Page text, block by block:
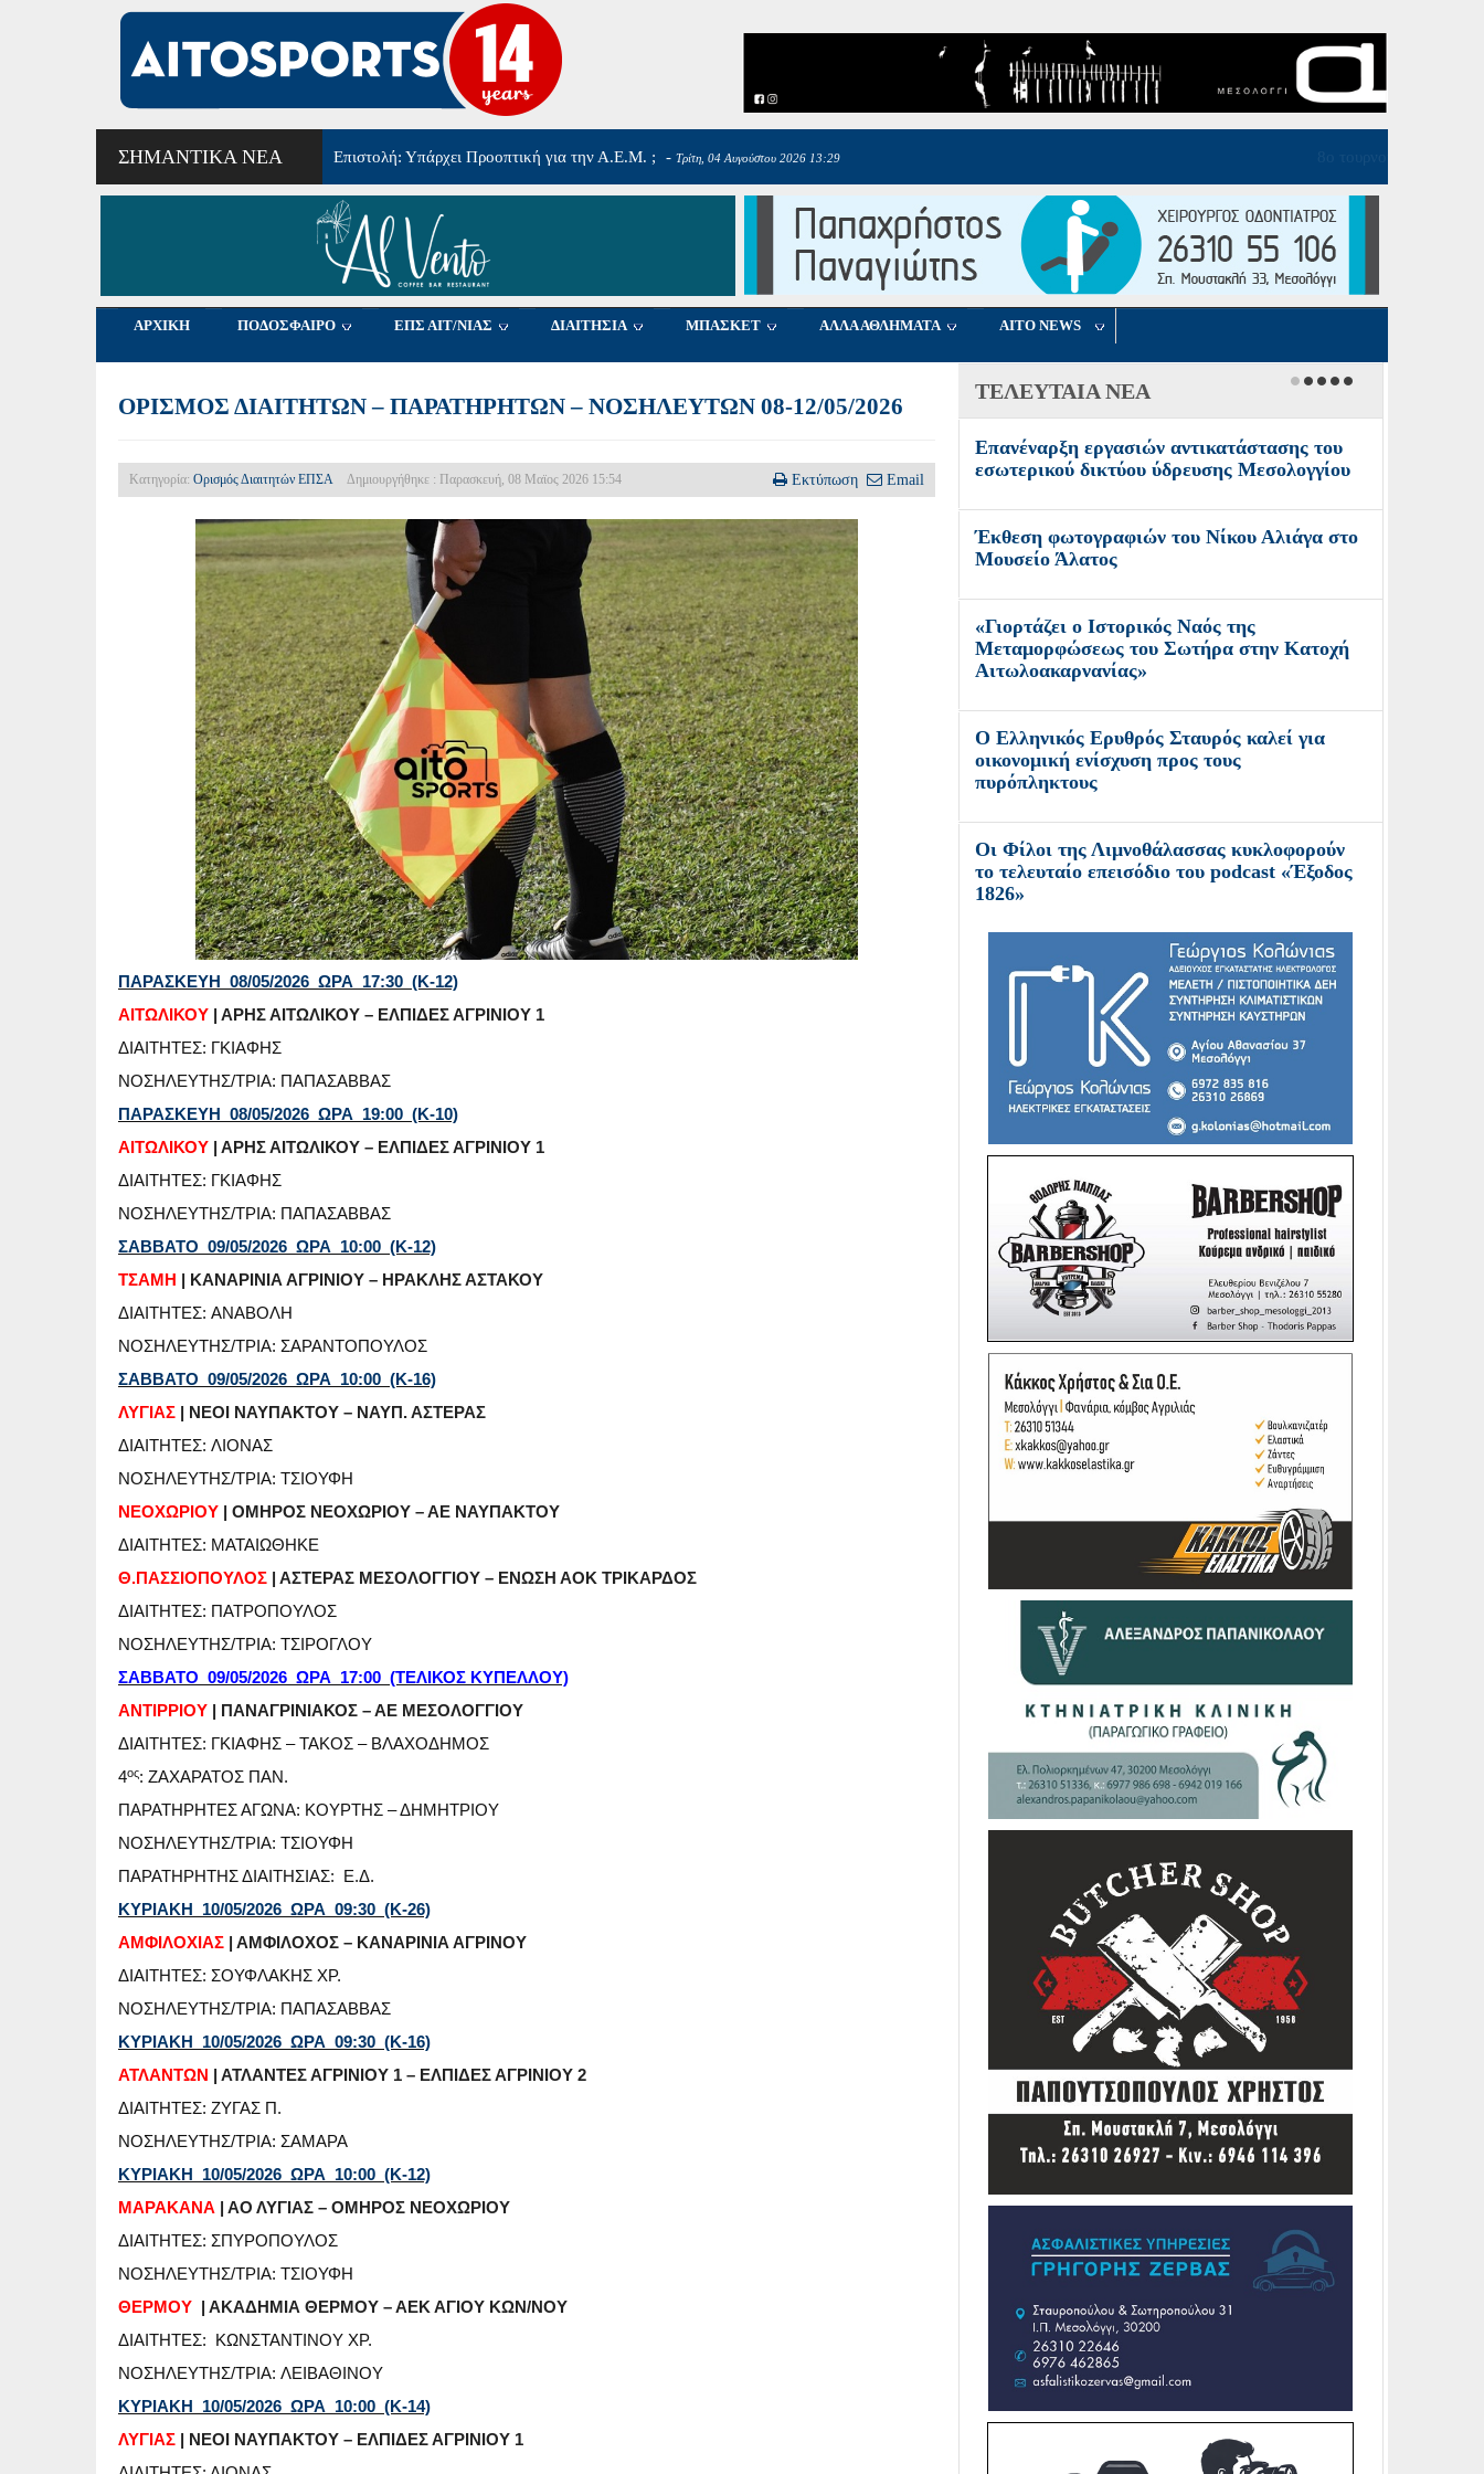
ΣΗΜΑΝΤΙΚΆ ΝΈΑ 8ο τουρνουά αγάπης Μαργαρίτα Σαπλαούρα - Τρίτη, 04 Αυγούστου 2026 09:36
ΑΡΧΙΚΗ ΠΟΔΟΣΦΑΙΡΟ ΕΠΣ ΑΙΤ/ΝΙΑΣ ΔΙΑΙΤΗΣΙΑ ΜΠΑΣΚΕΤ ΑΛΛΑ ΑΘΛΗΜΑΤΑ AITO NEWS
ΟΡΙΣΜΟΣ ΔΙΑΙΤΗΤΩΝ – ΠΑΡΑΤΗΡΗΤΩΝ – ΝΟΣΗΛΕΥΤΩΝ 08-12/05/2026
Κατηγορία: Ορισμός Διαιτητών ΕΠΣΑ Δημιουργήθηκε : Παρασκευή, 08 Μαϊος 2026 15:54 Εκτύπωση Email
ΠΑΡΑΣΚΕΥΗ 08/05/2026 ΩΡΑ 17:30 (Κ-12)
ΑΙΤΩΛΙΚΟΥ | ΑΡΗΣ ΑΙΤΩΛΙΚΟΥ – ΕΛΠΙΔΕΣ ΑΓΡΙΝΙΟΥ 1
ΔΙΑΙΤΗΤΕΣ: ΓΚΙΑΦΗΣ
ΝΟΣΗΛΕΥΤΗΣ/ΤΡΙΑ: ΠΑΠΑΣΑΒΒΑΣ
ΠΑΡΑΣΚΕΥΗ 08/05/2026 ΩΡΑ 19:00 (Κ-10)
ΑΙΤΩΛΙΚΟΥ | ΑΡΗΣ ΑΙΤΩΛΙΚΟΥ – ΕΛΠΙΔΕΣ ΑΓΡΙΝΙΟΥ 1
ΔΙΑΙΤΗΤΕΣ: ΓΚΙΑΦΗΣ
ΝΟΣΗΛΕΥΤΗΣ/ΤΡΙΑ: ΠΑΠΑΣΑΒΒΑΣ
ΣΑΒΒΑΤΟ 09/05/2026 ΩΡΑ 10:00 (Κ-12)
ΤΣΑΜΗ | ΚΑΝΑΡΙΝΙΑ ΑΓΡΙΝΙΟΥ – ΗΡΑΚΛΗΣ ΑΣΤΑΚΟΥ
ΔΙΑΙΤΗΤΕΣ: ΑΝΑΒΟΛΗ
ΝΟΣΗΛΕΥΤΗΣ/ΤΡΙΑ: ΣΑΡΑΝΤΟΠΟΥΛΟΣ
ΣΑΒΒΑΤΟ 09/05/2026 ΩΡΑ 10:00 (Κ-16)
ΛΥΓΙΑΣ | ΝΕΟΙ ΝΑΥΠΑΚΤΟΥ – ΝΑΥΠ. ΑΣΤΕΡΑΣ
ΔΙΑΙΤΗΤΕΣ: ΛΙΟΝΑΣ
ΝΟΣΗΛΕΥΤΗΣ/ΤΡΙΑ: ΤΣΙΟΥΦΗ
ΝΕΟΧΩΡΙΟΥ | ΟΜΗΡΟΣ ΝΕΟΧΩΡΙΟΥ – ΑΕ ΝΑΥΠΑΚΤΟΥ
ΔΙΑΙΤΗΤΕΣ: ΜΑΤΑΙΩΘΗΚΕ
Θ.ΠΑΣΣΙΟΠΟΥΛΟΣ | ΑΣΤΕΡΑΣ ΜΕΣΟΛΟΓΓΙΟΥ – ΕΝΩΣΗ ΑΟΚ ΤΡΙΚΑΡΔΟΣ
ΔΙΑΙΤΗΤΕΣ: ΠΑΤΡΟΠΟΥΛΟΣ
ΝΟΣΗΛΕΥΤΗΣ/ΤΡΙΑ: ΤΣΙΡΟΓΛΟΥ
ΣΑΒΒΑΤΟ 09/05/2026 ΩΡΑ 17:00 (ΤΕΛΙΚΟΣ ΚΥΠΕΛΛΟΥ)
ΑΝΤΙΡΡΙΟΥ | ΠΑΝΑΓΡΙΝΙΑΚΟΣ – ΑΕ ΜΕΣΟΛΟΓΓΙΟΥ
ΔΙΑΙΤΗΤΕΣ: ΓΚΙΑΦΗΣ – ΤΑΚΟΣ – ΒΛΑΧΟΔΗΜΟΣ
4ος: ΖΑΧΑΡΑΤΟΣ ΠΑΝ.
ΠΑΡΑΤΗΡΗΤΕΣ ΑΓΩΝΑ: ΚΟΥΡΤΗΣ – ΔΗΜΗΤΡΙΟΥ
ΝΟΣΗΛΕΥΤΗΣ/ΤΡΙΑ: ΤΣΙΟΥΦΗ
ΠΑΡΑΤΗΡΗΤΗΣ ΔΙΑΙΤΗΣΙΑΣ: Ε.Δ.
ΚΥΡΙΑΚΗ 10/05/2026 ΩΡΑ 09:30 (Κ-26)
ΑΜΦΙΛΟΧΙΑΣ | ΑΜΦΙΛΟΧΟΣ – ΚΑΝΑΡΙΝΙΑ ΑΓΡΙΝΟΥ
ΔΙΑΙΤΗΤΕΣ: ΣΟΥΦΛΑΚΗΣ ΧΡ.
ΝΟΣΗΛΕΥΤΗΣ/ΤΡΙΑ: ΠΑΠΑΣΑΒΒΑΣ
ΚΥΡΙΑΚΗ 10/05/2026 ΩΡΑ 09:30 (Κ-16)
ΑΤΛΑΝΤΩΝ | ΑΤΛΑΝΤΕΣ ΑΓΡΙΝΙΟΥ 1 – ΕΛΠΙΔΕΣ ΑΓΡΙΝΙΟΥ 2
ΔΙΑΙΤΗΤΕΣ: ΖΥΓΑΣ Π.
ΝΟΣΗΛΕΥΤΗΣ/ΤΡΙΑ: ΣΑΜΑΡΑ
ΚΥΡΙΑΚΗ 10/05/2026 ΩΡΑ 10:00 (Κ-12)
ΜΑΡΑΚΑΝΑ | ΑΟ ΛΥΓΙΑΣ – ΟΜΗΡΟΣ ΝΕΟΧΩΡΙΟΥ
ΔΙΑΙΤΗΤΕΣ: ΣΠΥΡΟΠΟΥΛΟΣ
ΝΟΣΗΛΕΥΤΗΣ/ΤΡΙΑ: ΤΣΙΟΥΦΗ
ΘΕΡΜΟΥ | ΑΚΑΔΗΜΙΑ ΘΕΡΜΟΥ – ΑΕΚ ΑΓΙΟΥ ΚΩΝ/ΝΟΥ
ΔΙΑΙΤΗΤΕΣ: ΚΩΝΣΤΑΝΤΙΝΟΥ ΧΡ.
ΝΟΣΗΛΕΥΤΗΣ/ΤΡΙΑ: ΛΕΙΒΑΘΙΝΟΥ
ΚΥΡΙΑΚΗ 10/05/2026 ΩΡΑ 10:00 (Κ-14)
ΛΥΓΙΑΣ | ΝΕΟΙ ΝΑΥΠΑΚΤΟΥ – ΕΛΠΙΔΕΣ ΑΓΡΙΝΙΟΥ 1
ΤΕΛΕΥΤΑΙΑ ΝΕΑ
Επανέναρξη εργασιών αντικατάστασης του
εσωτερικού δικτύου ύδρευσης Μεσολογγίου
Έκθεση φωτογραφιών του Νίκου Αλιάγα στο
Μουσείο Άλατος
«Γιορτάζει ο Ιστορικός Ναός της
Μεταμορφώσεως του Σωτήρα στην Κατοχή
Αιτωλοακαρνανίας»
O Ελληνικός Ερυθρός Σταυρός καλεί για
οικονομική ενίσχυση προς τους
πυρόπληκτους
Οι Φίλοι της Λιμνοθάλασσας κυκλοφορούν
το τελευταίο επεισόδιο του podcast «Έξοδος
1826»